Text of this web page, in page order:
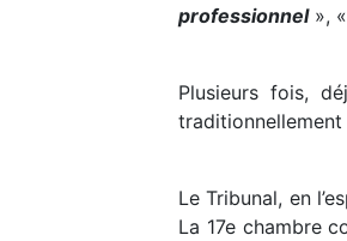
professionnel»,
Plusieurs fois,
Le Tribunal, en
La 17e chambre